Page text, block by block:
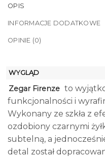
OPIS
INFORMACJE DODATKOWE
OPINIE (0)
WYGLĄD
Zegar Firenze to
funkcjonalności i
Wykonany ze szkła z
ozdobiony czarnymi
subtelną, a
detal został